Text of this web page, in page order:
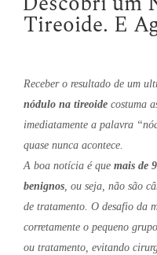
Tireoide. E
Receber o resultado de um
nódulo na tireoide costuma
imediatamente a palavra
quase nunca acontece.
A boa notícia é que mais de
benignos, ou seja, não são
de tratamento. O desafio da
corretamente o pequeno
ou tratamento, evitando